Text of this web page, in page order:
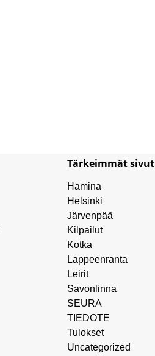
Tärkeimmät sivut
Hamina
Helsinki
Järvenpää
Kilpailut
Kotka
Lappeenranta
Leirit
Savonlinna
SEURA
TIEDOTE
Tulokset
Uncategorized